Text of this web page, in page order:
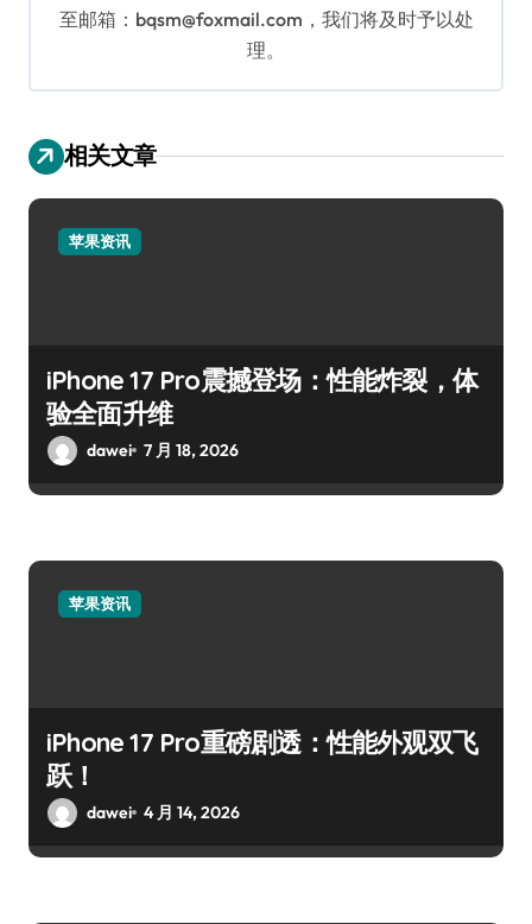
至邮箱：bqsm@foxmail.com，我们将及时予以处
理。
相关文章
苹果资讯
iPhone 17 Pro震撼登场：性能炸裂，体
验全面升维
dawei 7 月 18, 2026
苹果资讯
iPhone 17 Pro重磅剧透：性能外观双飞
跃！
dawei 4 月 14, 2026